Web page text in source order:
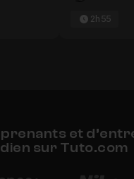
2h55
et
sur Tuto.com